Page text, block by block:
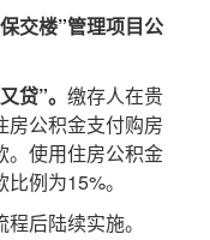
交楼”管理项目公
贷”。 缴存人在贵
房公积金支付购房
。使用住房公积金
例为15%。
后陆续实施。